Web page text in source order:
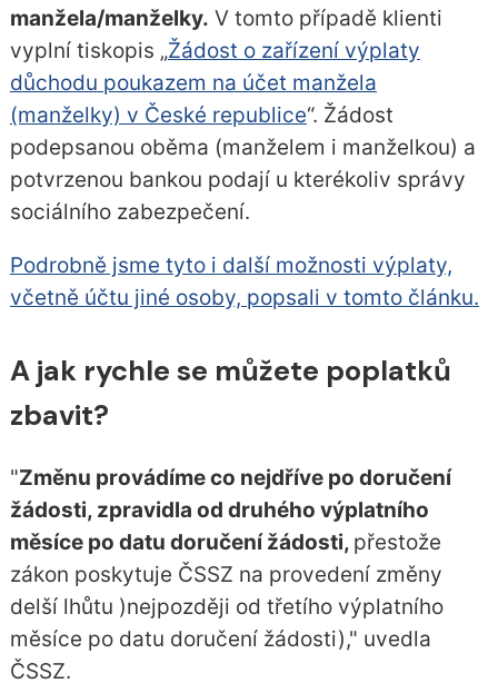
manžela/manželky. V tomto případě klienti
vyplní tiskopis „Žádost o zařízení výplaty
důchodu poukazem na účet manžela
(manželky) v České republice“. Žádost
podepsanou oběma (manželem i manželkou) a
potvrzenou bankou podají u kterékoliv správy
sociálního zabezpečení.
Podrobně jsme tyto i další možnosti výplaty,
včetně účtu jiné osoby, popsali v tomto článku.
A jak rychle se můžete poplatků
zbavit?
"Změnu provádíme co nejdříve po doručení
žádosti, zpravidla od druhého výplatního
měsíce po datu doručení žádosti, přestože
zákon poskytuje ČSSZ na provedení změny
delší lhůtu )nejpozději od třetího výplatního
měsíce po datu doručení žádosti)," uvedla
ČSSZ.